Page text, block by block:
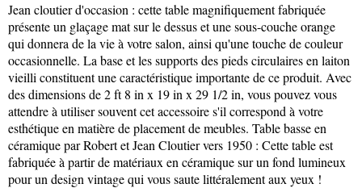
Jean cloutier d'occasion : cette table magnifiquement fabriquée
présente un glaçage mat sur le dessus et une sous-couche orange
qui donnera de la vie à votre salon, ainsi qu'une touche de couleur
occasionnelle. La base et les supports des pieds circulaires en laiton
vieilli constituent une caractéristique importante de ce produit. Avec
des dimensions de 2 ft 8 in x 19 in x 29 1/2 in, vous pouvez vous
attendre à utiliser souvent cet accessoire s'il correspond à votre
esthétique en matière de placement de meubles. Table basse en
céramique par Robert et Jean Cloutier vers 1950 : Cette table est
fabriquée à partir de matériaux en céramique sur un fond lumineux
pour un design vintage qui vous saute littéralement aux yeux !